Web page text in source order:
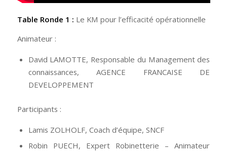
Table Ronde 1 : Le KM pour l’efficacité opérationnelle
Animateur :
David LAMOTTE, Responsable du Management des
connaissances, AGENCE FRANCAISE DE
DEVELOPPEMENT
Participants :
Lamis ZOLHOLF, Coach d’équipe, SNCF
Robin PUECH, Expert Robinetterie – Animateur